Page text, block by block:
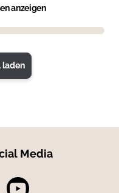
anzeigen
laden
Media